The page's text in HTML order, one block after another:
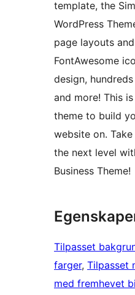
template, the
WordPress
page layouts
FontAwesome
design,
and more! This
theme to build
website on.
the next level
Business Theme!
Tilpasset
farger, Tilpasset
med fremhevet